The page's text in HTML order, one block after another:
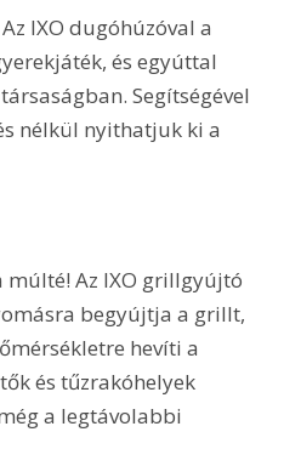
IXO dugóhúzóval a
és egyúttal
Segítségével
nélkül nyithatjuk ki a
múlté! Az IXO grillgyújtó
begyújtja a grillt,
hevíti a
és tűzrakóhelyek
a legtávolabbi